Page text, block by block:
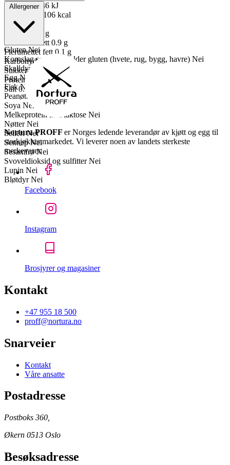
Energi kJ 446 kJ
106 kcal
Fett 2.4 g
Mettet fett
1 g
Enumettet fett 0.9 g
Flerumettet fett 0.1 g
Karbohydrater
Sukkerarter
0 g
Proteiner
21 g
Salt 0.1 g
Allergener
Gluten Nei
Kornslag som inneholder gluten (hvete, rug, bygg, havre) Nei
Skalldyr
Nei
Egg Nei
Fisk Nei
Peanøtter
Nei
Soya Nei
Melkeprotein inkl laktose Nei
Nøtter Nei
Selleri Nei
Sennep Nei
Sesamfrø Nei
Svoveldioksid og sulfitter Nei
Lupin Nei
Bløtdyr Nei
Nortura PROFF er Norges ledende leverandør av kjøtt og egg til
storkjøkkenmarkedet. Vi leverer noen av landets sterkeste
merkevarer.
Facebook
Instagram
Brosjyrer og magasiner
Kontakt
+47 955 18 500
proff@nortura.no
Snarveier
Kontakt
Våre ansatte
Postadresse
Postboks 360,
Økern 0513 Oslo
Besøksadresse